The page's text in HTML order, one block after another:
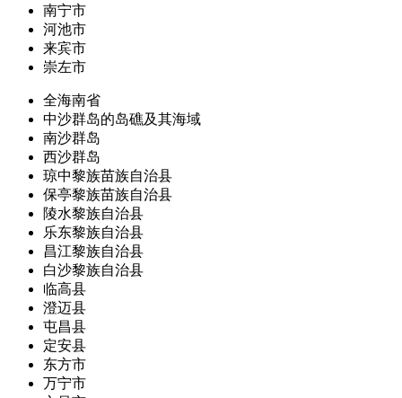
南宁市
河池市
来宾市
崇左市
全海南省
中沙群岛的岛礁及其海域
南沙群岛
西沙群岛
琼中黎族苗族自治县
保亭黎族苗族自治县
陵水黎族自治县
乐东黎族自治县
昌江黎族自治县
白沙黎族自治县
临高县
澄迈县
屯昌县
定安县
东方市
万宁市